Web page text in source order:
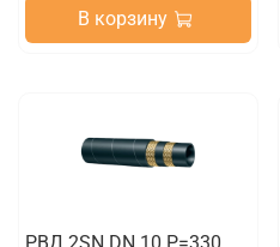
В корзину